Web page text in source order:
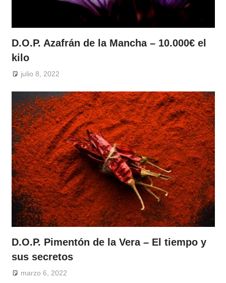
D.O.P. Azafrán de la Mancha – 10.000€ el
kilo
julio 8, 2022
D.O.P. Pimentón de la Vera – El tiempo y
sus secretos
marzo 6, 2022